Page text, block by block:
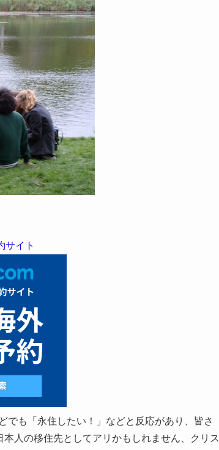
サイト
でも「永住したい！」などと反応があり、皆さ
人の移住先としてアリかもしれません、クリス